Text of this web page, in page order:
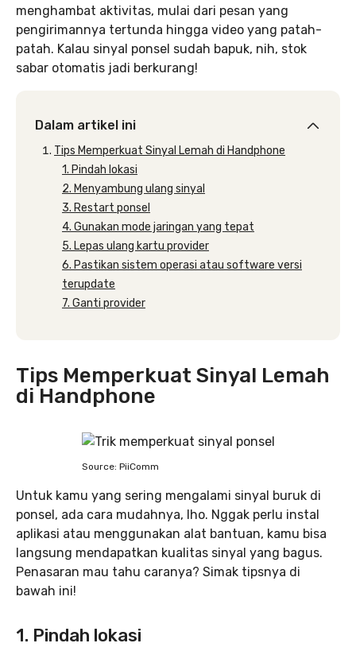
menghambat aktivitas, mulai dari pesan yang
pengirimannya tertunda hingga video yang patah-
patah. Kalau sinyal ponsel sudah bapuk, nih, stok
sabar otomatis jadi berkurang!
Dalam artikel ini
Tips Memperkuat Sinyal Lemah di Handphone
1. Pindah lokasi
2. Menyambung ulang sinyal
3. Restart ponsel
4. Gunakan mode jaringan yang tepat
5. Lepas ulang kartu provider
6. Pastikan sistem operasi atau software versi
terupdate
7. Ganti provider
Tips Memperkuat Sinyal Lemah
di Handphone
Source: PiiComm
Untuk kamu yang sering mengalami sinyal buruk di
ponsel, ada cara mudahnya, lho. Nggak perlu instal
aplikasi atau menggunakan alat bantuan, kamu bisa
langsung mendapatkan kualitas sinyal yang bagus.
Penasaran mau tahu caranya? Simak tipsnya di
bawah ini!
1. Pindah lokasi